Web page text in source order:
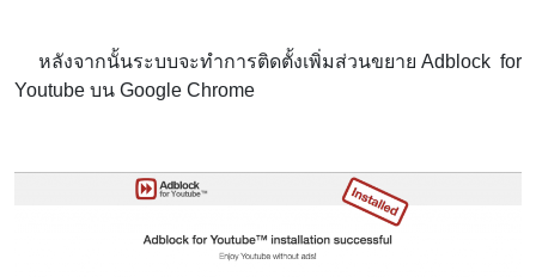
หลังจากนั้นระบบจะทำการติดตั้งเพิ่มส่วนขยาย Adblock for
Youtube บน Google Chrome